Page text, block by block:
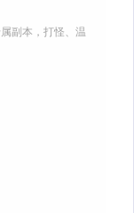
副本，打怪、温